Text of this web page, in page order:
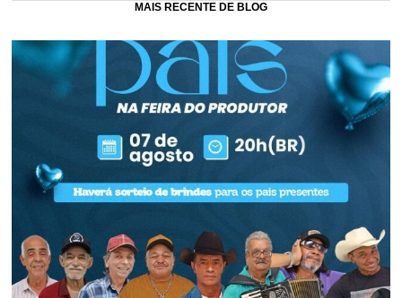
MAIS RECENTE DE BLOG